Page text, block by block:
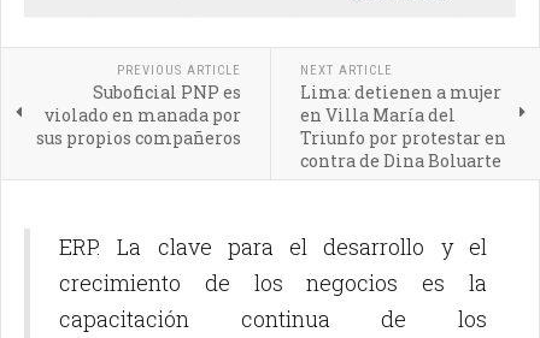
PREVIOUS ARTICLE
Suboficial PNP es
violado en manada por
sus propios compañeros
NEXT ARTICLE
Lima: detienen a mujer
en Villa María del
Triunfo por protestar en
contra de Dina Boluarte
ERP. La clave para el desarrollo y el
crecimiento de los negocios es la
capacitación continua de los